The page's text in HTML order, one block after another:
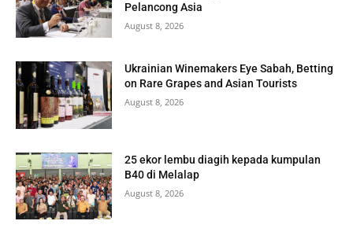
Pelancong Asia
August 8, 2026
Ukrainian Winemakers Eye Sabah, Betting
on Rare Grapes and Asian Tourists
August 8, 2026
25 ekor lembu diagih kepada kumpulan
B40 di Melalap
August 8, 2026